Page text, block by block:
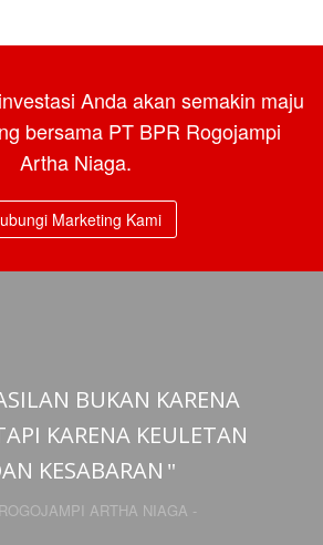
Anda akan semakin maju
bersama PT BPR Rogojampi
Artha Niaga.
Marketing Kami
BUKAN KARENA
KARENA KEULETAN
KESABARAN
ARTHA NIAGA -